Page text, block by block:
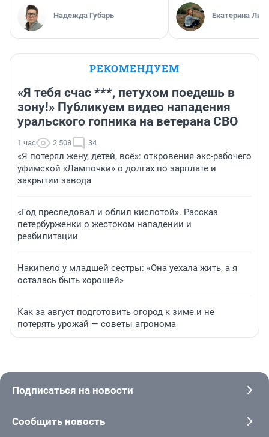
Надежда Губарь Екатерина
РЕКОМЕНДУЕМ
«Я тебя счас ***, петухом поедешь в
зону!» Публикуем видео нападения
уральского гопника на ветерана СВО
1 час 2 508 34
«Я потерял жену, детей, всё»: откровения экс-рабочего
уфимской «Лампочки» о долгах по зарплате и
закрытии завода
«Год преследовал и облил кислотой». Рассказ
петербурженки о жестоком нападении и
реабилитации
Накипело у младшей сестры: «Она уехала жить, а я
осталась быть хорошей»
Как за август подготовить огород к зиме и не
потерять урожай — советы агронома
Подписаться на новости
Сообщить новость